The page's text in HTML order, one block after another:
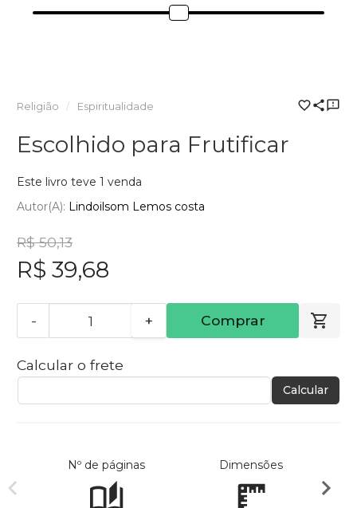
Religião Espiritualidade
Escolhido para Frutificar
Este livro teve 1 venda
Autor(a): Lindoilsom Lemos costa
R$ 50,13
R$ 39,68
- + Comprar
Calcular o frete
Calcular
Nº de páginas Dimensões